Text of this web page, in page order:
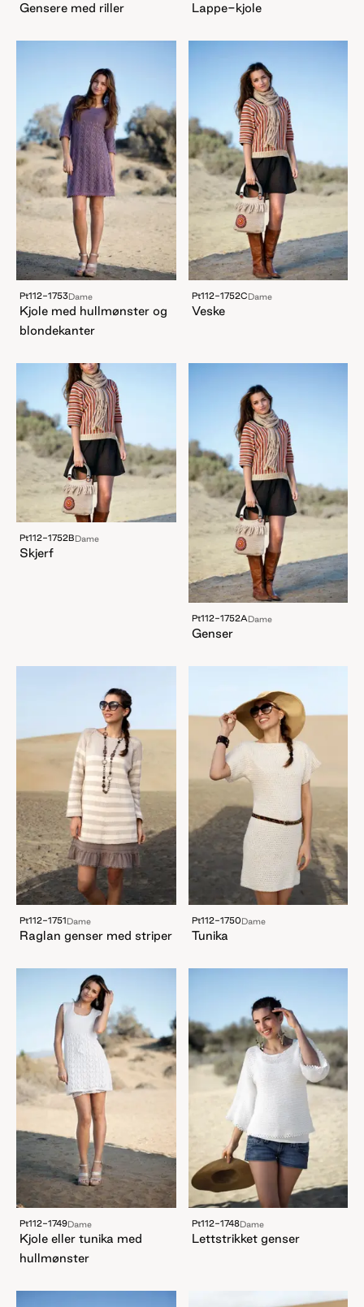
Gensere med riller Lappe-kjole
Pt112-1753Dame
Kjole med hullmønster og
blondekanter
Pt112-1752CDame
Veske
Pt112-1752B Dame
Skjerf
Pt112-1752ADame
Genser
Pt112-1751 Dame
Raglan genser med striper
Pt112-1750 Dame
Tunika
Pt112-1749Dame
Kjole eller tunika med
hullmønster
Pt112-1748Dame
Lettstrikket genser